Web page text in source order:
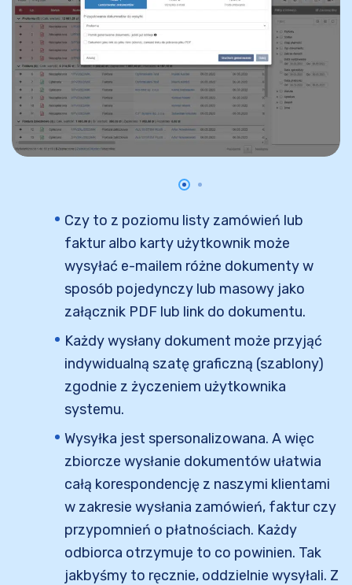
Czy to z poziomu listy zamówień lub
faktur albo karty użytkownik może
wysyłać e-mailem różne dokumenty w
sposób pojedynczy lub masowy jako
załącznik PDF lub link do dokumentu.
Każdy wysłany dokument może przyjąć
indywidualną szatę graficzną (szablony)
zgodnie z życzeniem użytkownika
systemu.
Wysyłka jest spersonalizowana. A więc
zbiorcze wysłanie dokumentów ułatwia
całą korespondencję z naszymi klientami
w zakresie wysłania zamówień, faktur czy
przypomnień o płatnościach. Każdy
odbiorca otrzymuje to co powinien. Tak
jakbyśmy to ręcznie, oddzielnie wysyłali. Z